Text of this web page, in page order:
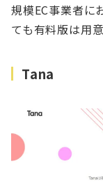
規模EC事業者に
ても有料版は用
Tana